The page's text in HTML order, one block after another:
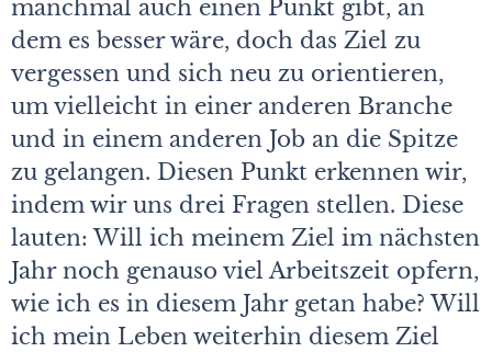
manchmal auch einen Punkt gibt, an
dem es besser wäre, doch das Ziel zu
vergessen und sich neu zu orientieren,
um vielleicht in einer anderen Branche
und in einem anderen Job an die Spitze
zu gelangen. Diesen Punkt erkennen wir,
indem wir uns drei Fragen stellen. Diese
lauten: Will ich meinem Ziel im nächsten
Jahr noch genauso viel Arbeitszeit opfern,
wie ich es in diesem Jahr getan habe? Will
ich mein Leben weiterhin diesem Ziel